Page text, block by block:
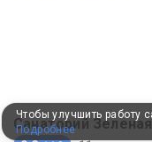
Санаторий
Чтобы улучшить работу
Подробнее